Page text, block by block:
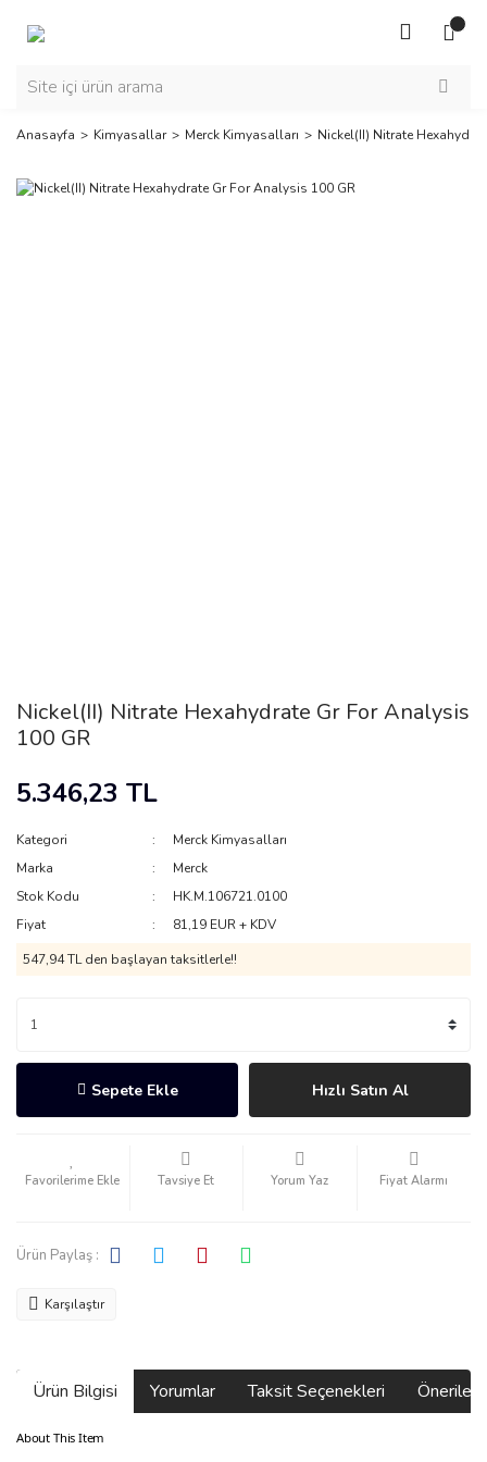
Anasayfa Kimyasallar Merck Kimyasalları Nickel(II) Nitrate
Nickel(II) Nitrate Hexahydrate Gr For Analysis
100 GR
5.346,23 TL
Kategori
Merck Kimyasalları
Marka
Merck
Stok Kodu
HK.M.106721.0100
Fiyat
81,19 EUR + KDV
547,94 TL den başlayan taksitlerle!!
Sepete Ekle Hızlı Satın Al
Tavsiye Et Yorum Yaz Fiyat Alarmı
Ürün Paylaş :
Karşılaştır
Ürün Bilgisi Yorumlar Taksit Seçenekleri
About This Item